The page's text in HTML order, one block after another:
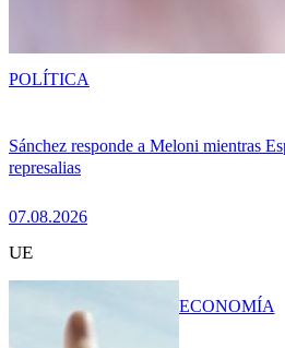
Sánchez responde a Meloni mientras
represalias
07.08.2026
POLÍTICA
UE
ECONOMÍA